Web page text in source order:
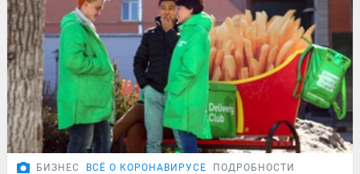
БИЗНЕС ВСЁ О КОРОНАВИРУСЕ ПОДРОБНОСТИ